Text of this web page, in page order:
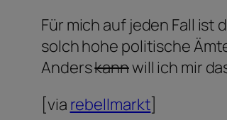
Für mich auf jeden Fall ist
solch hohe politische
Anderskannwill ich mir
[via rebellmarkt]